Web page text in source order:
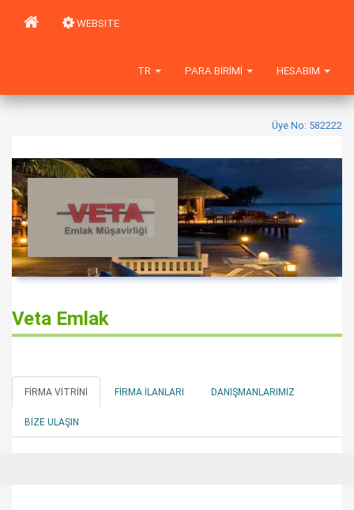
WEBSITE
HESABIM
PARA BIRIMI
TR
Üye No: 582222
Veta Emlak
FIRMA VITRINI FIRMA İLANLARI DANIŞMANLARIMIZ
BIZE ULAŞIN